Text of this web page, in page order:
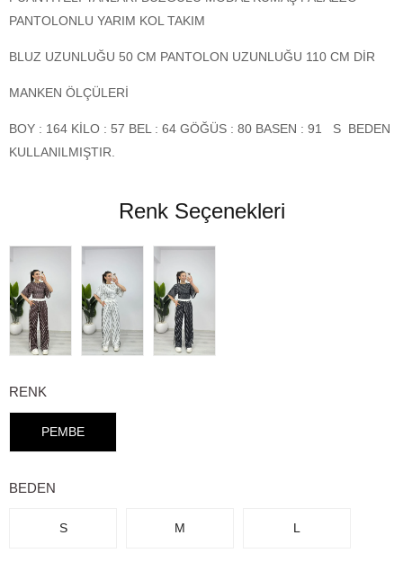
PANTOLONLU YARIM KOL TAKIM
BLUZ UZUNLUĞU 50 CM PANTOLON UZUNLUĞU 110 CM DİR
MANKEN ÖLÇÜLERİ
BOY : 164 KİLO : 57 BEL : 64 GÖĞÜS : 80 BASEN : 91 S BEDEN
KULLANILMIŞTIR.
Renk Seçenekleri
RENK
PEMBE
BEDEN
S M L